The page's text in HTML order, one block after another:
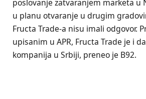
poslovanje zatvaranjem marketa u
u planu otvaranje u drugim
Fructa Trade-a nisu imali odgovor.
upisanim u APR, Fructa Trade je i
kompanija u Srbiji, preneo je B92.